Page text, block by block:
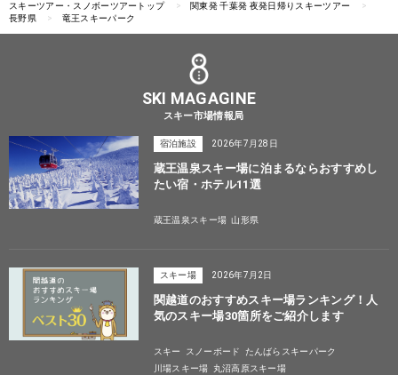
スキーツアー・スノボーツアートップ
関東発 千葉発 夜発日帰りスキーツアー
長野県
竜王スキーパーク
SKI MAGAGINE
スキー市場情報局
宿泊施設 2026年7月28日
蔵王温泉スキー場に泊まるならおすすめし
たい宿・ホテル11選
蔵王温泉スキー場 山形県
スキー場 2026年7月2日
関越道のおすすめスキー場ランキング！人
気のスキー場30箇所をご紹介します
スキー スノーボード
たんばらスキーパーク
川場スキー場
丸沼高原スキー場